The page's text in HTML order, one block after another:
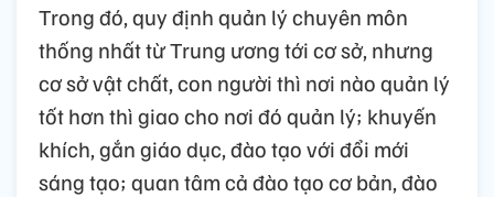
Trong đó, quy định quản lý chuyên môn
thống nhất từ Trung ương tới cơ sở, nhưng
cơ sở vật chất, con người thì nơi nào quản lý
tốt hơn thì giao cho nơi đó quản lý; khuyến
khích, gắn giáo dục, đào tạo với đổi mới
sáng tạo; quan tâm cả đào tạo cơ bản, đào